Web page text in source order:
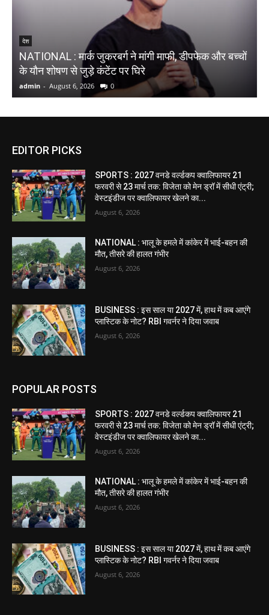
देश
NATIONAL : मार्क जुकरबर्ग ने मांगी माफी, डीपफेक और बच्चों
के यौन शोषण से जुड़े कंटेंट पर घिरे
admin - August 6, 2026 0
EDITOR PICKS
SPORTS : 2027 वनडे वर्ल्डकप क्वालिफायर 21
फरवरी से 23 मार्च तक: विजेता को मेन ड्रॉ में सीधी एंट्री;
वेस्टइंडीज पर क्वालिफायर खेलने का...
August 6, 2026
NATIONAL : भालू के हमले में कांकेर में भाई-बहन की
मौत, तीसरे की हालत गंभीर
August 6, 2026
BUSINESS : इस साल या 2027 में, हाथ में कब आएंगे
प्लास्टिक के नोट? RBI गवर्नर ने दिया जवाब
August 6, 2026
POPULAR POSTS
SPORTS : 2027 वनडे वर्ल्डकप क्वालिफायर 21
फरवरी से 23 मार्च तक: विजेता को मेन ड्रॉ में सीधी एंट्री;
वेस्टइंडीज पर क्वालिफायर खेलने का...
August 6, 2026
NATIONAL : भालू के हमले में कांकेर में भाई-बहन की
मौत, तीसरे की हालत गंभीर
August 6, 2026
BUSINESS : इस साल या 2027 में, हाथ में कब आएंगे
प्लास्टिक के नोट? RBI गवर्नर ने दिया जवाब
August 6, 2026